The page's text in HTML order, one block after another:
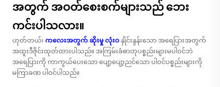
အတွက် အဝတ်စေးစက်များသည် ဘေး
ကင်းပါသလား။
ဟုတ်တယ်၊ ကလေးအတွက် ဆိုးမှု လုံးဝ နှိုင်းနွန်းသော အရေပြားအတွက်
အထူးဒီဇိုင်းထုတ်ထားပါသည်။ အကြမ်းခံဓာတုပစ္စည်းများမပါဝင်ဘဲ
အရေပြားကို ကာကွယ်ပေးသော ပျော့ပျော့ညင်သော ပါဝင်ပစ္စည်းများကို
မကြာခဏ ပါဝင်ပါသည်။